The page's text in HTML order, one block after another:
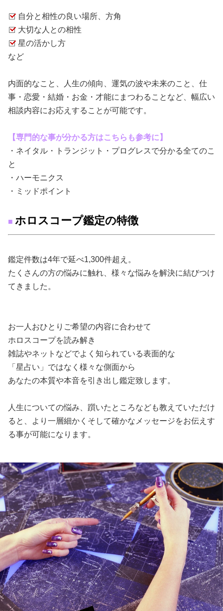
自分と相性の良い場所、方角
大切な人との相性
星の活かし方
など
内面的なこと、人生の傾向、運気の波や未来のこと、仕
事・恋愛・結婚・お金・才能にまつわることなど、幅広い
相談内容にお応えすることが可能です。
【専門的な事が分かる方はこちらも参考に】
・ネイタル・トランジット・プログレスで分かる全てのこ
と
・ハーモニクス
・ミッドポイント
■ ホロスコープ鑑定の特徴
鑑定件数は4年で延べ1,300件超え。
たくさんの方の悩みに触れ、様々な悩みを解決に結びつけ
てきました。
お一人おひとりご希望の内容に合わせて
ホロスコープを読み解き
雑誌やネットなどでよく知られている表面的な
「星占い」ではなく様々な側面から
あなたの本質や本音を引き出し鑑定致します。
人生についての悩み、躓いたところなども教えていただけ
ると、より一層細かくそして確かなメッセージをお伝えす
る事が可能になります。